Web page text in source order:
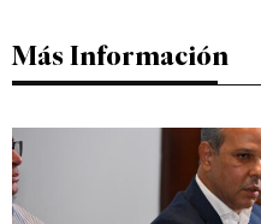
Más Información